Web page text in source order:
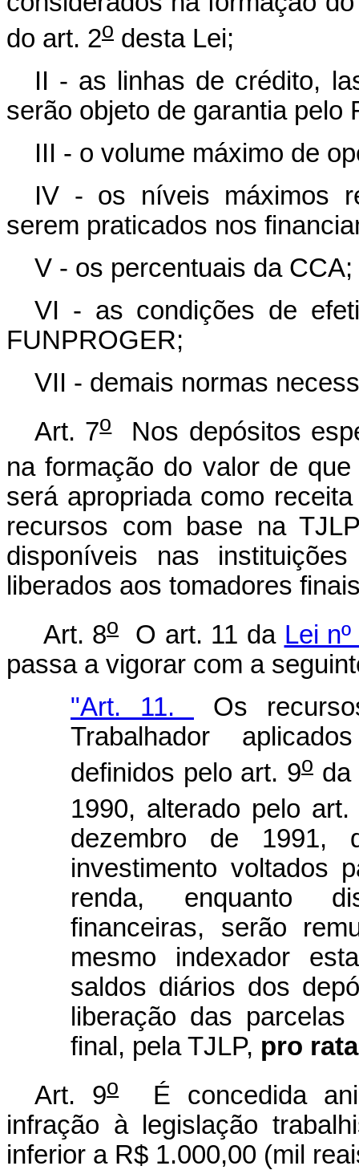
do art. 2o desta Lei;
II - as linhas de crédito,
serão objeto de garantia pelo
III - o volume máximo de
IV - os níveis máximos
serem praticados nos
V - os percentuais da CCA;
VI - as condições de
FUNPROGER;
VII - demais normas
Art. 7oNos depósitos
na formação do valor de
será apropriada como
recursos com base na
disponíveis nas
liberados aos tomadores
Art. 8oO art. 11 da Lei
passa a vigorar com a
"Art. 11.
Os
Trabalhador
definidos pelo art. 9o da
1990, alterado pelo art.
dezembro de 1991,
investimento voltados
renda, enquanto
financeiras, serão
mesmo indexador
saldos diários dos
liberação das
final, pela TJLP, pro
Art. 9oÉ concedida
infração à legislação
inferior a R$ 1.000,00 (mil